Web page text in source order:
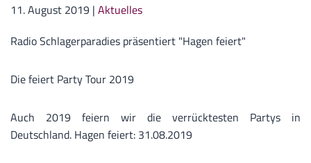
11. August 2019 | Aktuelles
Radio Schlagerparadies präsentiert "Hagen feiert"
Die feiert Party Tour 2019
Auch 2019 feiern wir die verrücktesten Partys in
Deutschland. Hagen feiert: 31.08.2019